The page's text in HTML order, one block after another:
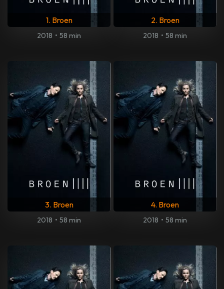
1. Broen
2018 • 58 min
2. Broen
2018 • 58 min
3. Broen
2018 • 58 min
4. Broen
2018 • 58 min